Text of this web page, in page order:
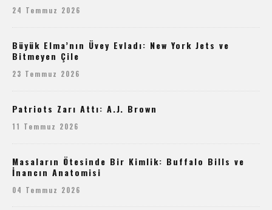
24 Temmuz 2026
Büyük Elma’nın Üvey Evladı: New York Jets ve
Bitmeyen Çile
23 Temmuz 2026
Patriots Zarı Attı: A.J. Brown
11 Temmuz 2026
Masaların Ötesinde Bir Kimlik: Buffalo Bills ve
İnancın Anatomisi
04 Temmuz 2026